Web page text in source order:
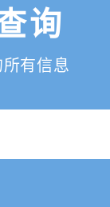
询
有信息